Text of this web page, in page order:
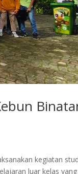
kegiatan
luar kelas yang